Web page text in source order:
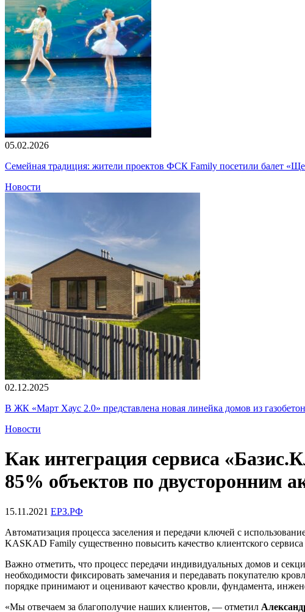
05.02.2026
Семейная традиция: жители проектов ФСК Family посетили балет
Новости
02.12.2025
В ЖК «Март Хаус 2.0» представлена новая линейка домов из
Новости
Как интеграция сервиса
85% объектов по двусторонним
15.11.2021 ЕРЗ.РФ
Автоматизация процесса заселения и передачи ключей с
KASKAD Family существенно повысить качество клиентского
Важно отметить, что процесс передачи индивидуальных домов и
необходимости фиксировать замечания и передавать покупателю
порядке принимают и оценивают качество кровли, фундамента,
«Мы отвечаем за благополучие наших клиентов, — отметил